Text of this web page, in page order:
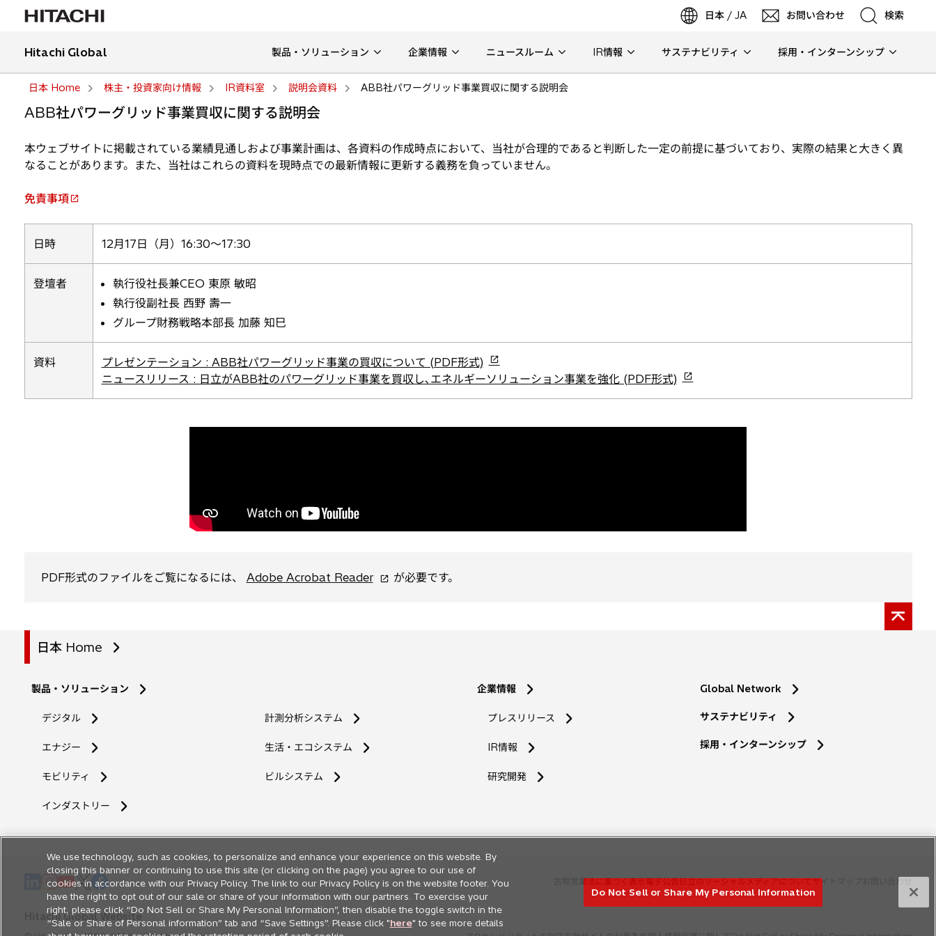
日本 / JA お問い合わせ 検索
検索
Hitachi Global 製品・ソリューション 企業情報 ニュースルーム IR情報 サステナビリティ 採用・インターンシップ
日本 Home 株主・投資家向け情報 IR資料室 説明会資料 ABB社パワーグリッド事業買収に関する説明会
ABB社パワーグリッド事業買収に関する説明会
本ウェブサイトに掲載されている業績見通しおよび事業計画は、各資料の作成時点において、当社が合理的であると判断した一定の前提に基づいており、実際の結果と大きく異
なることがあります。また、当社はこれらの資料を現時点での最新情報に更新する義務を負っていません。
免責事項
新
し
で
日時 12月17日（月）16:30～17:30
登壇者
執行役社長兼CEO 東原 敏昭
執行役副社長 西野 壽一
グループ財務戦略本部長 加藤 知巳
資料 プレゼンテーション : ABB社パワーグリッド事業の買収について (PDF形式)
新
し
い
ニュースリリース : 日立がABB社のパワーグリッド事業を買収し､エネルギーソリューション事業を強化 (PDF形式)
新
し
PDF形式のファイルをご覧になるには、 Adobe Acrobat Reader新
が必要です。
日本 Home
製品・ソリューション
デジタル
エナジー
モビリティ
インダストリー
計測分析システム
生活・エコシステム
ビルシステム
企業情報
プレスリリース
IR情報
研究開発新
ブ
Global Network
サステナビリティ
採用・インターンシップ
新
し
い
新
し
い
タ
新
し
い
タ
新
し
い
タ
新
し
い
タ
古物営業法に基づく表示電子公告日立のソーシャルメディアについてサイトマップ
Hitachi Global Website
We use technology, such as cookies, to personalize and enhance your experience on this website. By
closing this banner or continuing to use this site (or clicking on the page) you agree to our use of
cookies in accordance with our Privacy Policy. The link to our Privacy Policy is on the website footer. You
have the right to opt out of our sale or share of your information with our partners. To exercise your
right, please click “Do Not Sell or Share My Personal Information”, then disable the toggle switch in the
“Sale or Share of Personal information” tab and “Save Settings”. Please click "here" to see more details
Do Not Sell or Share My Personal Information